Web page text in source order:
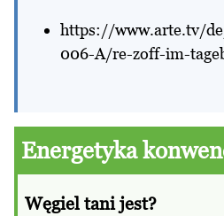
https://www.arte.tv/
006-A/re-zoff-im-
Energetyka
Węgiel tani jest?